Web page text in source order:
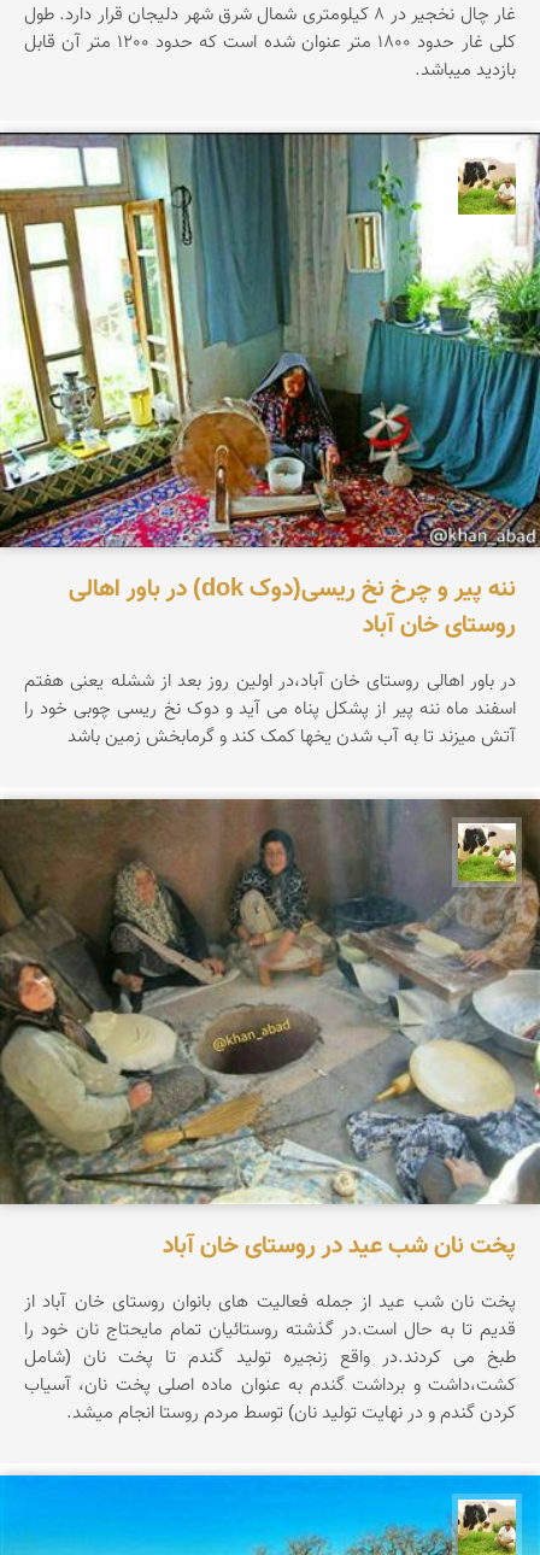
غار چال نخجیر در 8 کیلومتری شمال شرق شهر دلیجان قرار دارد. طول
کلی غار حدود 1800 متر عنوان شده است که حدود 1200 متر آن قابل
بازدید میباشد.
تقی قاسمی
ننه پیر و چرخ نخ ریسی(دوک dok) در باور اهالی
روستای خان آباد
در باور اهالی روستای خان آباد،در اولین روز بعد از ششله یعنی هفتم
اسفند ماه ننه پیر از پشکل پناه می آید و دوک نخ ریسی چوبی خود را
آتش میزند تا به آب شدن یخها کمک کند و گرمابخش زمین باشد
پخت نان شب عید در روستای خان آباد
پخت نان شب عید از جمله فعالیت های بانوان روستای خان آباد از
قدیم تا به حال است.در گذشته روستائیان تمام مایحتاج نان خود را
طبخ می كردند.در واقع زنجیره تولید گندم تا پخت نان (شامل
كشت،داشت و برداشت گندم به عنوان ماده اصلی پخت نان، آسیاب
كردن گندم و در نهایت تولید نان) توسط مردم روستا انجام میشد.
تقی قاسمی